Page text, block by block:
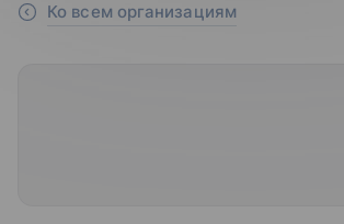
Ко всем организациям